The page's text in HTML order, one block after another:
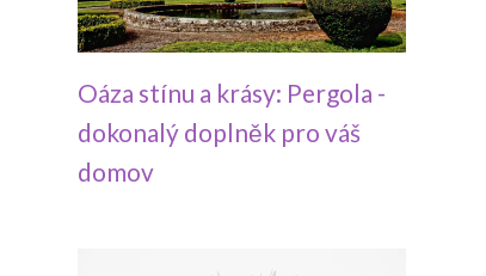
Oáza stínu a krásy: Pergola -
dokonalý doplněk pro váš
domov